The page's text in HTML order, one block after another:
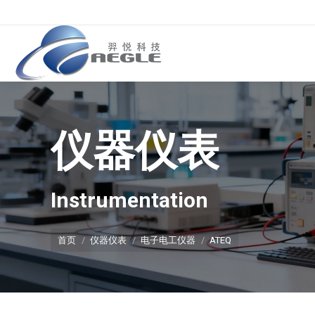
仪器仪表
Instrumentation
你在这里：
首页 仪器仪表 电子电工仪器 ATEQ